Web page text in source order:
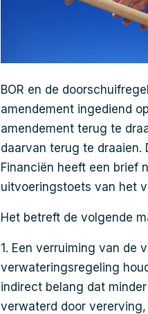
BOR en de
amendement ingediend
amendement terug te
daarvan terug te draaien.
Financiën heeft een brief
uitvoeringstoets van het
Het betreft de volgende
1. Een verruiming van de
verwateringsregeling
indirect belang dat
verwaterd door